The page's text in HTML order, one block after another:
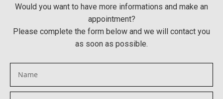
Would you want to have more informations and make an
appointment?
Please complete the form below and we will contact you
as soon as possible.